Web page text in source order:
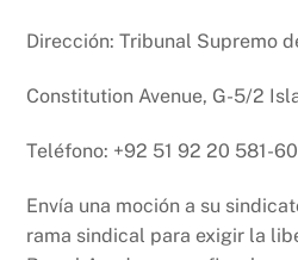
Dirección: Tribunal Supremo
Constitution Avenue, G-5/2
Teléfono: +92 51 92 20 581-
Envía una moción a su
rama sindical para exigir la